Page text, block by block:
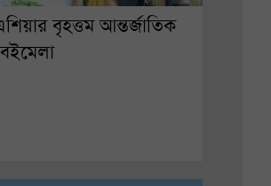
বৃহত্তম আন্তর্জাতিক